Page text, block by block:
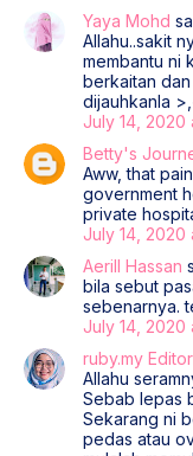
Yaya Mohd
Allahu..sakit
membantu ni
berkaitan
dijauhkanla
July 14, 2020
Betty's
Aww, that
government
private
July 14, 2020
Aerill Hassan
bila sebut
sebenarnya.
July 14, 2020
ruby.my
Allahu
Sebab lepas
Sekarang ni
pedas atau